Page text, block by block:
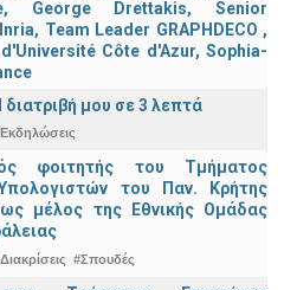
George Drettakis, Senior
Team Leader GRAPHDECO ,
Côte d'Azur, Sophia-
μου σε 3 λεπτά
φοιτητής του Τμήματος
του Παν. Κρήτης
ως μέλος της Εθνικής Ομάδας
#Σπουδές